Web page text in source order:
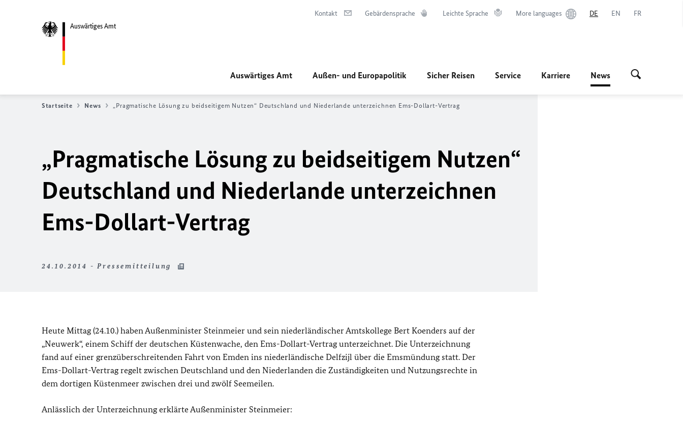
Auswärtiges Amt
Kontakt Gebärdensprache Leichte Sprache More languages DE EN FR
Auswärtiges Amt Außen- und Europapolitik Sicher Reisen Service Karriere News
Startseite News „Pragmatische Lösung zu beidseitigem Nutzen“ Deutschland und Niederlande unterzeichnen Ems-Dollart-Vertrag
„Pragmatische Lösung zu beidseitigem Nutzen“
Deutschland und Niederlande unterzeichnen
Ems-Dollart-Vertrag
24.10.2014 - Pressemitteilung
Heute Mittag (24.10.) haben Außenminister Steinmeier und sein niederländischer Amtskollege Bert Koenders auf der
„Neuwerk“, einem Schiff der deutschen Küstenwache, den Ems-Dollart-Vertrag unterzeichnet. Die Unterzeichnung
fand auf einer grenzüberschreitenden Fahrt von Emden ins niederländische Delfzijl über die Emsmündung statt. Der
Ems-Dollart-Vertrag regelt zwischen Deutschland und den Niederlanden die Zuständigkeiten und Nutzungsrechte in
dem dortigen Küstenmeer zwischen drei und zwölf Seemeilen.
Anlässlich der Unterzeichnung erklärte Außenminister Steinmeier: